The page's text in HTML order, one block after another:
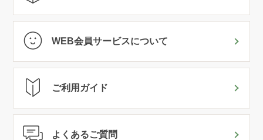
WEB会員サービスについて
ご利用ガイド
よくあるご質問